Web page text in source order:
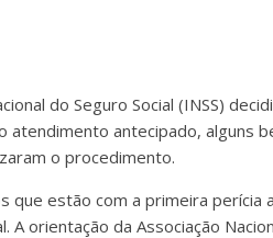
do Seguro Social (INSS)
antecipado, alguns
o procedimento.
que estão com a primeira perícia
orientação da Associação